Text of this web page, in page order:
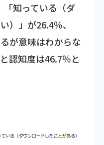
「知っている（ダ
）」が26.4％、
が意味はわからな
認知度は46.7％と